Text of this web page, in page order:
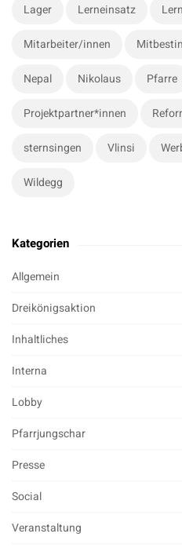
Lager Lerneinsatz
Mitarbeiter/innen
Nepal Nikolaus Pfarre
Projektpartner*innen
sternsingen Vlinsi
Wildegg
Kategorien
Allgemein
Dreikönigsaktion
Inhaltliches
Interna
Lobby
Pfarrjungschar
Presse
Social
Veranstaltung